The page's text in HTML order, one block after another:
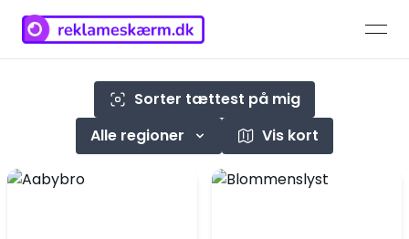
Sorter tættest på mig
Alle regioner
Vis kort